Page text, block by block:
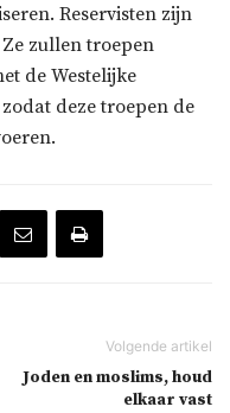
Reservisten zijn
zullen troepen
de Westelijke
deze troepen de
Joden en moslims, houd
elkaar vast